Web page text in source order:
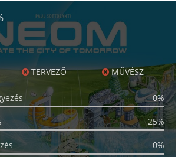
TERVEZŐ MŰVÉSZ
0%
25%
0%